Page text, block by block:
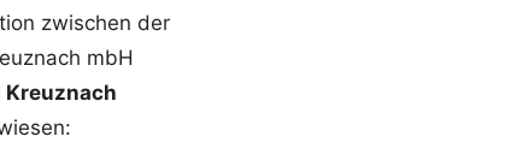
zwischen der
mbH
Kreuznach